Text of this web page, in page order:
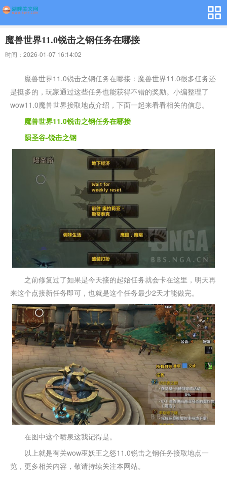
魔兽世界11.0锐击之钢任务在哪接
时间：2026-01-07 16:14:02
魔兽世界11.0锐击之钢任务在哪接：魔兽世界11.0很多任务还
是挺多的，玩家通过这些任务也能获得不错的奖励。小编整理了
wow11.0魔兽世界接取地点介绍，下面一起来看看相关的信息。
魔兽世界11.0锐击之钢任务在哪接
陨圣谷-锐击之钢
之前修复过了如果是今天接的起始任务就会卡在这里，明天再
来这个点接新任务即可，也就是这个任务最少2天才能做完。
在图中这个喷泉这我记得是。
以上就是有关wow巫妖王之怒11.0锐击之钢任务接取地点一
览，更多相关内容，敬请持续关注本网站。